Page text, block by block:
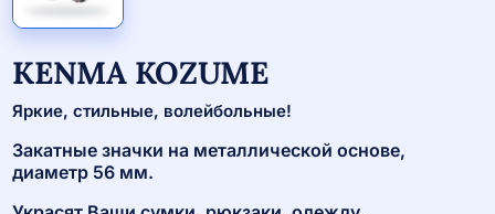
KENMA KOZUME
Яркие, стильные, волейбольные!
Закатные значки на металлической основе,
диаметр 56 мм.